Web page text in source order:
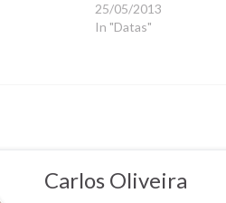
25/05/2013
In "Datas"
Carlos Oliveira